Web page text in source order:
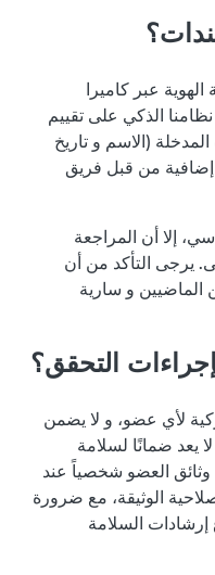
عبر كاميرا
الذكي على تقييم
(الاسم و تاريخ
إضافية من قبل فريق
إلا أن المراجعة
يرجى التأكد من أن
الماضيين و سارية
التحقق؟
لأي عضو، و لا يضمن
يعد ضمانًا لسلامة
وثائق العضو شخصياً عند
الوثيقة، مع ضرورة
إرشادات السلامة